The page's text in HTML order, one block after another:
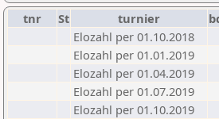
tnr St turnier
Elozahl per 01.10.2018
Elozahl per 01.01.2019
Elozahl per 01.04.2019
Elozahl per 01.07.2019
Elozahl per 01.10.2019